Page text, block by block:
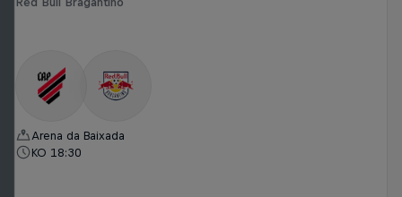
Arena da Baixada
KO 18:30